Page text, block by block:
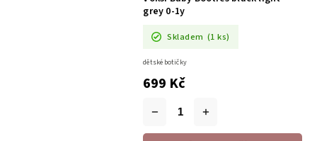
grey 0-1y
Skladem (1 ks)
699 Kč
dětské botičky